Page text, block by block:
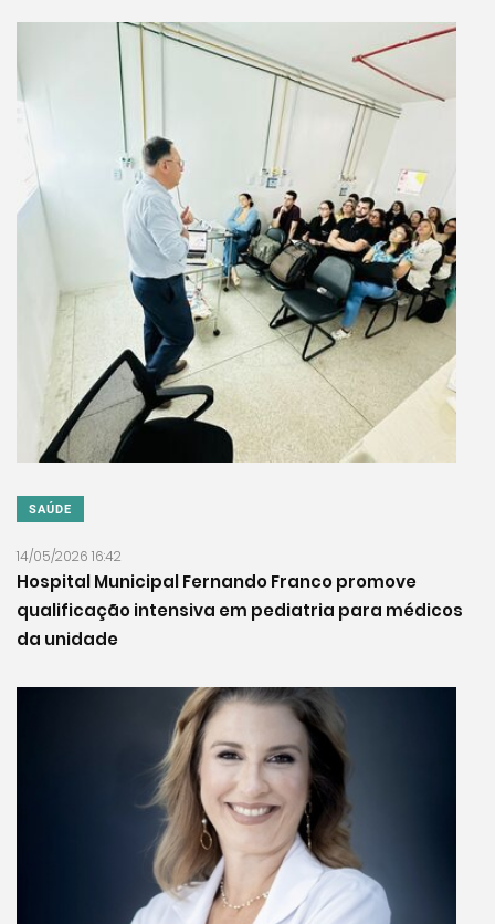
SAÚDE
14/05/2026 16:42
Hospital Municipal Fernando Franco promove
qualificação intensiva em pediatria para médicos
da unidade